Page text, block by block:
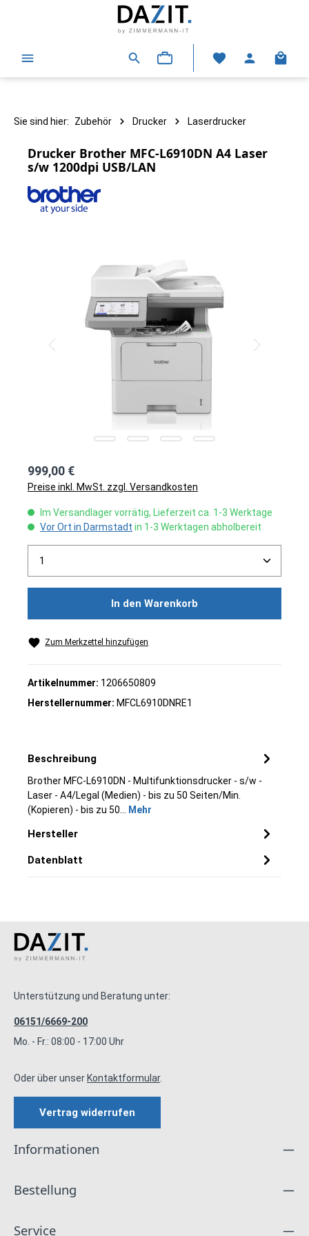
Sie sind hier: Zubehör Drucker Laserdrucker
Drucker Brother MFC-L6910DN A4 Laser
s/w 1200dpi USB/LAN
999,00 €
Preise inkl. MwSt. zzgl. Versandkosten
Im Versandlager vorrätig, Lieferzeit ca. 1-3 Werktage
Vor Ort in Darmstadt in 1-3 Werktagen abholbereit
Produkt Anzahl: Gib den gewünschten Wert ein
In den Warenkorb
Zum Merkzettel hinzufügen
Artikelnummer: 1206650809
Herstellernummer: MFCL6910DNRE1
Beschreibung
Brother MFC-L6910DN - Multifunktionsdrucker - s/w -
Laser - A4/Legal (Medien) - bis zu 50 Seiten/Min.
(Kopieren) - bis zu 50… Mehr
Hersteller
Datenblatt
Unterstützung und Beratung unter:
06151/6669-200
Mo. - Fr.: 08:00 - 17:00 Uhr
Oder über unserKontaktformular.
Vertrag widerrufen
Informationen
Bestellung
Service